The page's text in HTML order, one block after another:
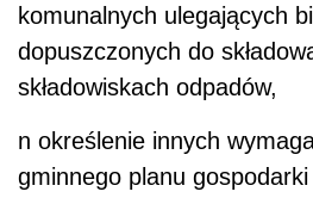
komunalnych ulegających
dopuszczonych do
składowiskach odpadów,
n określenie innych
gminnego planu